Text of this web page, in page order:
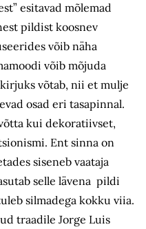
esitavad mõlemad
pildist koosnev
võib näha
võib mõjuda
võtab, nii et mulje
osad eri tasapinnal.
kui dekoratiivset,
Ent sinna on
siseneb vaataja
selle lävena pildi
silmadega kokku viia.
traadile Jorge Luis